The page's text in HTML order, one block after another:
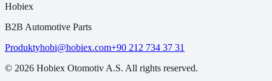
Hobiex
B2B Automotive Parts
Produktyhobi@hobiex.com+90 212 734 37 31
© 2026 Hobiex Otomotiv A.S. All rights reserved.